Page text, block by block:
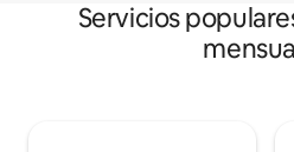
Servicios